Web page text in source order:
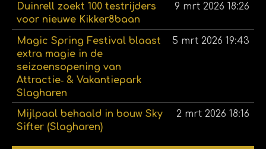
Duinrell zoekt 100 testrijders
voor nieuwe Kikker8baan
9 mrt 2026 18:26
Magic Spring Festival blaast
extra magie in de
seizoensopening van
Attractie‑ & Vakantiepark
Slagharen
5 mrt 2026 19:43
Mijlpaal behaald in bouw Sky
Sifter (Slagharen)
2 mrt 2026 18:16